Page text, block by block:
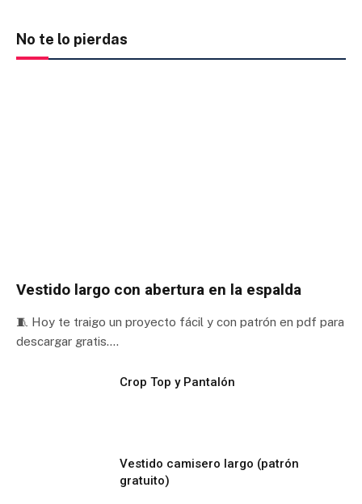
No te lo pierdas
Vestido largo con abertura en la espalda
🧵 Hoy te traigo un proyecto fácil y con patrón en pdf para
descargar gratis.…
Crop Top y Pantalón
Vestido camisero largo (patrón
gratuito)